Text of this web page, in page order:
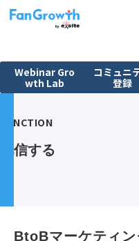
Webinar Gro
wth Lab
コミュニ
登録
FUNCTION
配信する
BtoBマーケティン